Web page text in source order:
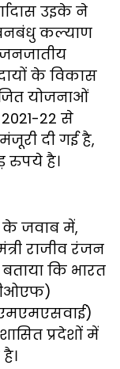
उइके ने
वनबंधु कल्याण
के विकास
योजनाओं
22 से
दी गई है,
रुपये है।
जवाब में,
राजीव रंजन
कि भारत
प्रदेशों में